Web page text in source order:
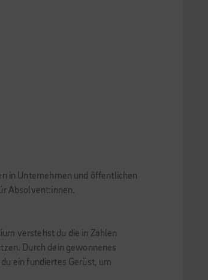
in Unternehmen und öffentlichen
Absolvent:innen.
verstehst du die in Zahlen
Durch dein gewonnenes
ein fundiertes Gerüst, um